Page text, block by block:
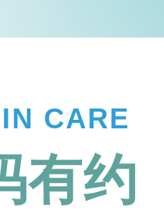
CARE
有约